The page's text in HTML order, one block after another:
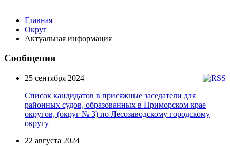
Главная
Округ
Актуальная информация
Сообщения
25 сентября 2024
Список кандидатов в присяжные заседатели для
районных судов, образованных в Приморском крае
округов, (округ № 3) по Лесозаводскому городскому
округу
22 августа 2024